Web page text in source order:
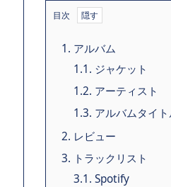
目次
1. アルバム
1.1. ジャケット
1.2. アーティスト
1.3. アルバムタイ
2. レビュー
3. トラックリスト
3.1. Spotify